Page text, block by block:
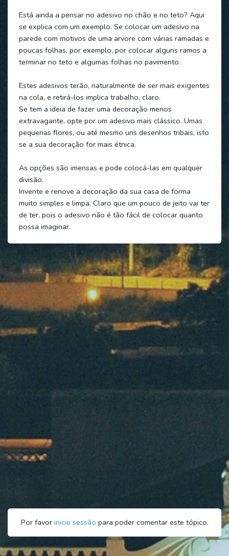
Está ainda a pensar no adesivo no chão e no teto? Aqui
se explica com um exemplo. Se colocar um adesivo na
parede com motivos de uma arvore com várias ramadas e
poucas folhas, por exemplo, por colocar alguns ramos a
terminar no teto e algumas folhas no pavimento.
Estes adesivos terão, naturalmente de ser mais exigentes
na cola, e retirá-los implica trabalho, claro.
Se tem a ideia de fazer uma decoração menos
extravagante, opte por um adesivo mais clássico. Umas
pequenas flores, ou até mesmo uns desenhos tribais, isto
se a sua decoração for mais étnica.
As opções são imensas e pode colocá-las em qualquer
divisão.
Invente e renove a decoração da sua casa de forma
muito simples e limpa. Claro que um pouco de jeito vai ter
de ter, pois o adesivo não é tão fácil de colocar quanto
possa imaginar.
Por favor inicie sessão para poder comentar este tópico.